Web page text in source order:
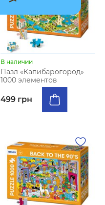
В наличии
Пазл «Капибарогород»
1000 элементов
499 грн